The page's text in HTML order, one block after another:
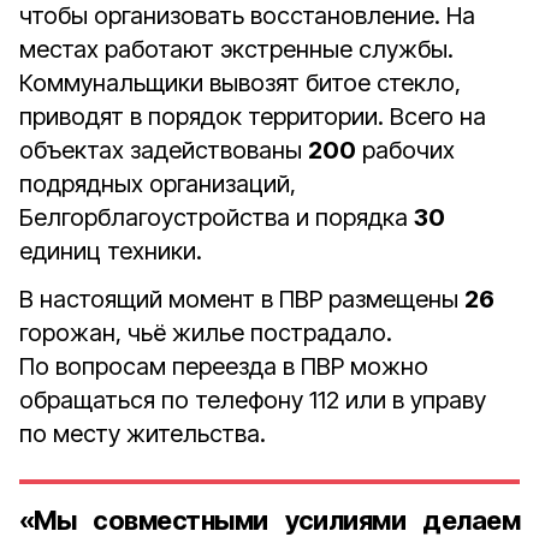
чтобы организовать восстановление. На
местах работают экстренные службы.
Коммунальщики вывозят битое стекло,
приводят в порядок территории. Всего на
объектах задействованы 200 рабочих
подрядных организаций,
Белгорблагоустройства и порядка 30
единиц техники.
В настоящий момент в ПВР размещены 26
горожан, чьё жилье пострадало.
По вопросам переезда в ПВР можно
обращаться по телефону 112 или в управу
по месту жительства.
«Мы совместными усилиями делаем